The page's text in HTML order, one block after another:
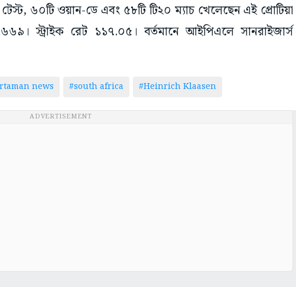
৬০টি ওয়ান-ডে এবং ৫৮টি টি২০ ম্যাচ খেলেছেন এই প্রোটিয়া
স্ট্রাইক রেট ১১৭.০৫। বর্তমানে আইপিএলে সানরাইজার্স
news #south africa #Heinrich Klaasen
ADVERTISEMENT